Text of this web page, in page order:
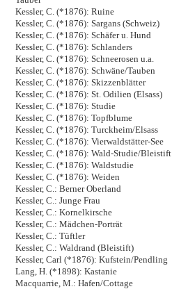
Kessler, C. (*1876): Ruine
Kessler, C. (*1876): Sargans (Schweiz)
Kessler, C. (*1876): Schäfer u. Hund
Kessler, C. (*1876): Schlanders
Kessler, C. (*1876): Schneerosen u.a.
Kessler, C. (*1876): Schwäne/Tauben
Kessler, C. (*1876): Skizzenblätter
Kessler, C. (*1876): St. Odilien (Elsass)
Kessler, C. (*1876): Studie
Kessler, C. (*1876): Topfblume
Kessler, C. (*1876): Turckheim/Elsass
Kessler, C. (*1876): Vierwaldstätter-See
Kessler, C. (*1876): Wald-Studie/Bleistift
Kessler, C. (*1876): Waldstudie
Kessler, C. (*1876): Weiden
Kessler, C.: Berner Oberland
Kessler, C.: Junge Frau
Kessler, C.: Kornelkirsche
Kessler, C.: Mädchen-Porträt
Kessler, C.: Tüftler
Kessler, C.: Waldrand (Bleistift)
Kessler, Carl (*1876): Kufstein/Pendling
Lang, H. (*1898): Kastanie
Macquarrie, M.: Hafen/Cottage